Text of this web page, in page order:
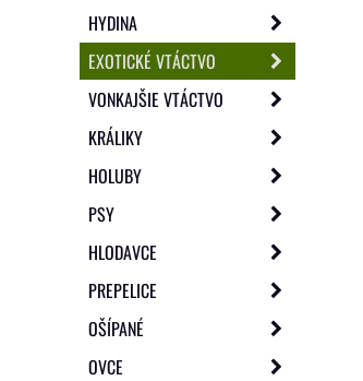
HYDINA
EXOTICKÉ VTÁCTVO
VONKAJŠIE VTÁCTVO
KRÁLIKY
HOLUBY
PSY
HLODAVCE
PREPELICE
OŠÍPANÉ
OVCE